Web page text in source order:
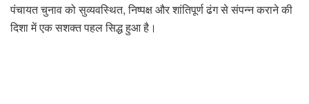
पंचायत चुनाव को सुव्यवस्थित, निष्पक्ष और शांतिपूर्ण ढंग से संपन्न कराने की
दिशा में एक सशक्त पहल सिद्ध हुआ है।